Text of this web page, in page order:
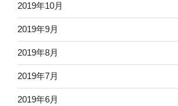
2019年10月
2019年9月
2019年8月
2019年7月
2019年6月